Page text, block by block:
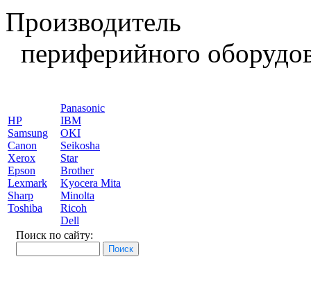
Производитель
периферийного
HP
Samsung
Canon
Xerox
Epson
Lexmark
Sharp
Toshiba
Panasonic
IBM
OKI
Seikosha
Star
Brother
Kyocera Mita
Minolta
Ricoh
Dell
Поиск по сайту: